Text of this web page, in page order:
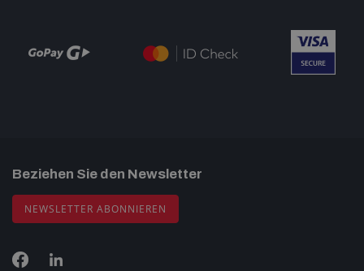
Beziehen Sie den Newsletter
NEWSLETTER ABONNIEREN